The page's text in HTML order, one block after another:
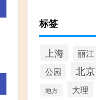
标签
上海 丽江
公园 北京
地方 大理